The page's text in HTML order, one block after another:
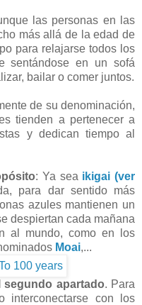
las personas en las
más allá de la edad de
para relajarse todos los
sentándose en un sofá
bailar o comer juntos.
de su denominación,
tienden a pertenecer a
y dedican tiempo al
: Ya sea ikigai (ver
para dar sentido más
azules mantienen un
despiertan cada mañana
al mundo, como en los
Moai,...
segundo apartado. Para
interconectarse con los